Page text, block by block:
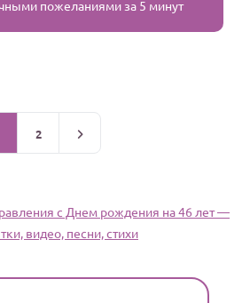
пожеланиями за 5 минут
2
c Днем рождения на 46 лет —
видео, песни, стихи